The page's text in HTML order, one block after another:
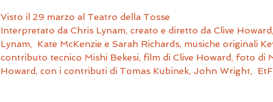
Visto il 29 marzo al Teatro della Tosse
Interpretato da Chris Lynam, creato e diretto da Clive
Lynam,  Kate McKenzie e Sarah Richards, musiche originali
contributo tecnico Mishi Bekesi, film di Clive Howard, foto di
Howard, con i contributi di Tomas Kubinek, John Wright,